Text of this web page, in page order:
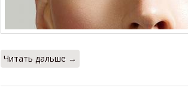
Читать дальше →